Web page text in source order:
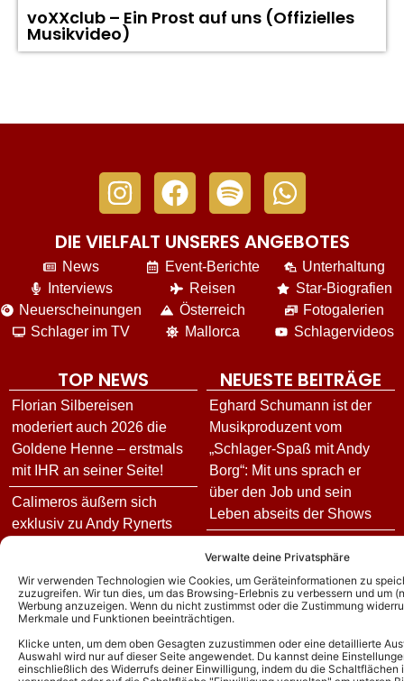
Verwalte deine Privatsphäre
Wir verwenden Technologien wie Cookies, um Geräteinformationen zu
zuzugreifen. Wir tun dies, um das Browsing-Erlebnis zu verbessern und um
Werbung anzuzeigen. Wenn du nicht zustimmst oder die Zustimmung
Merkmale und Funktionen beeinträchtigen.
Klicke unten, um dem oben Gesagten zuzustimmen oder eine detaillierte
Auswahl wird nur auf dieser Seite angewendet. Du kannst deine
einschließlich des Widerrufs deiner Einwilligung, indem du die
voXXclub – Ein Prost auf uns (Offizielles
Musikvideo)
DIE VIELFALT UNSERES ANGEBOTES
News
Interviews
Neuerscheinungen
Schlager im TV
Event-Berichte
Reisen
Österreich
Mallorca
Unterhaltung
Star-Biografien
Fotogalerien
Schlagervideos
TOP NEWS
Florian Silbereisen
moderiert auch 2026 die
Goldene Henne – erstmals
mit IHR an seiner Seite!
Calimeros äußern sich
exklusiv zu Andy Rynerts
Schlagerband weitergeht!
Andy Borg über neue
„Sommer-Spaß“-Ausgabe:
Das ist für ihn das schönste
NEUESTE BEITRÄGE
Eghard Schumann ist der
Musikproduzent vom
„Schlager-Spaß mit Andy
Borg“: Mit uns sprach er
über den Job und sein
Leben abseits der Shows
und Vorschau zur Folge am
06.08.26
Goldene Henne 2026: Diese
Stars treten in diesem Jahr
bei der Gala auf